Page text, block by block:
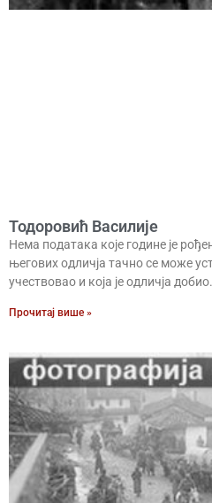
Тодоровић Василије
Нема података које године је
његових одличја тачно се може
учествовао и која је одличја добио.
Прочитај више »